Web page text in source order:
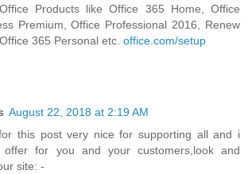
Products like Office 365 Home, Office
Premium, Office Professional 2016, Renew
365 Personal etc. office.com/setup
August 22, 2018 at 2:19 AM
this post very nice for supporting all and i
offer for you and your customers,look and
site: -